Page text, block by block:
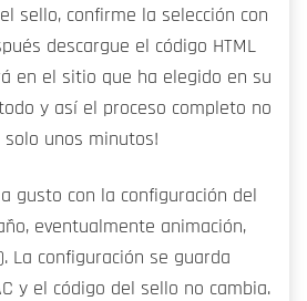
sello, confirme la selección con
descargue el código HTML
en el sitio que ha elegido en su
y así el proceso completo no
unos minutos!
gusto con la configuración del
eventualmente animación,
La configuración se guarda
y el código del sello no cambia.